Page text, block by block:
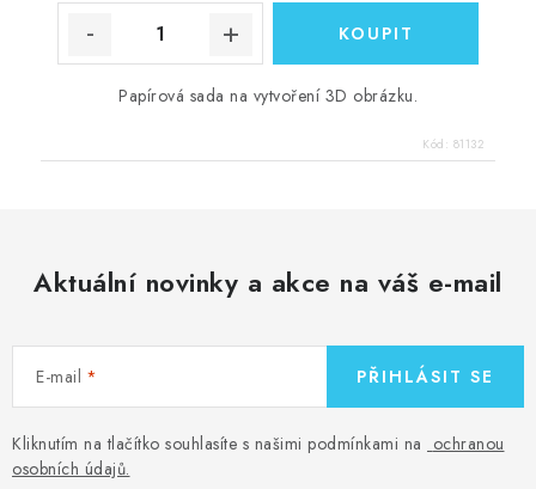
Papírová sada na vytvoření 3D obrázku.
Kód: 81132
Aktuální novinky a akce na váš e-mail
E-mail
Kliknutím na tlačítko souhlasíte s našimi podmínkami na ochranou
osobních údajů.
PŘIHLÁSIT SE